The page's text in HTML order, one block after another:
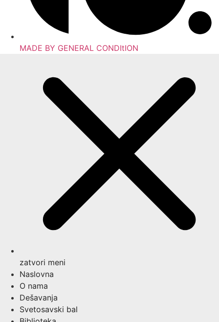
MADE BY GENERAL CONDItION
zatvori meni
Naslovna
O nama
Dešavanja
Svetosavski bal